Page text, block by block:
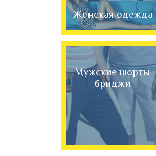
Женская одежда
Мужские шорты
бриджи